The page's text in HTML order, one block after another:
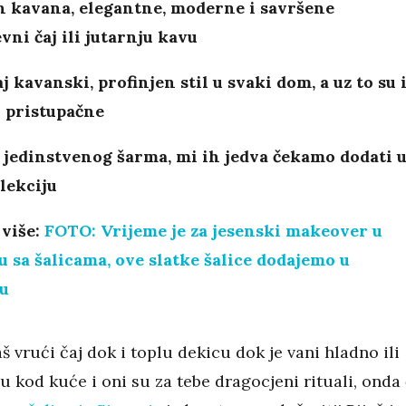
elegantne, moderne i savršene
čaj ili jutarnju kavu
kavanski, profinjen stil u svaki dom, a uz to su i
jedinstvenog šarma, mi ih jedva čekamo dodati u
FOTO: Vrijeme je za jesenski makeover u
sa šalicama, ove slatke šalice dodajemo u
vrući čaj dok i toplu dekicu dok je vani hladno ili
kod kuće i oni su za tebe dragocjeni rituali, onda